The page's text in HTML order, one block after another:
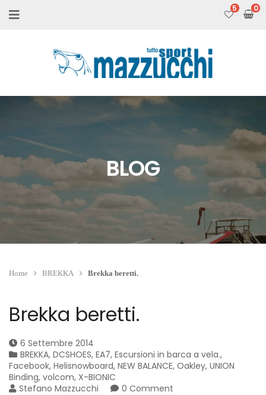
5
BLOG
Home BREKKA Brekka beretti.
Brekka beretti.
6 Settembre 2014
BREKKA, DCSHOES, EA7, Escursioni in barca a vela.,
Facebook, Helisnowboard, NEW BALANCE, Oakley, UNION
Binding, volcom, X-BIONIC
Stefano Mazzucchi
0 Comment